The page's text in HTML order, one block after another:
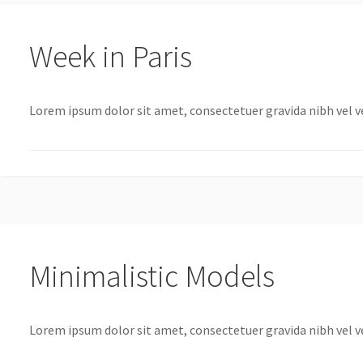
Week in Paris
Lorem ipsum dolor sit amet, consectetuer gravida nibh vel
Minimalistic Models
Lorem ipsum dolor sit amet, consectetuer gravida nibh vel